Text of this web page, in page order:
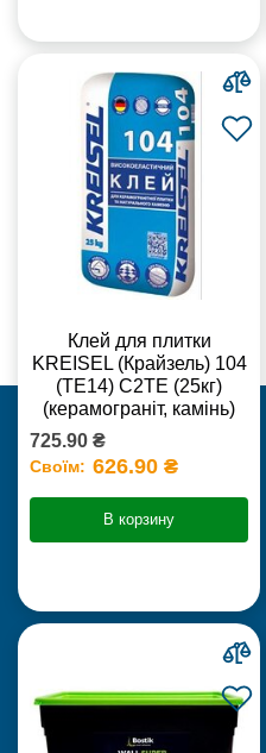
Клей для плитки
KREISEL (Крайзель) 104
(ТЕ14) С2TE (25кг)
(керамограніт, камінь)
725.90 ₴
Своїм: 626.90 ₴
В корзину